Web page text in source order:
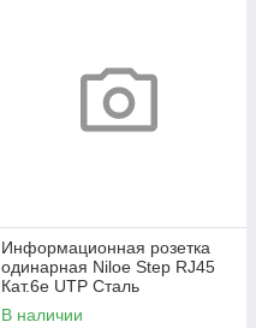
Информационная розетка
одинарная Niloe Step RJ45
Кат.6e UTP Сталь
В наличии